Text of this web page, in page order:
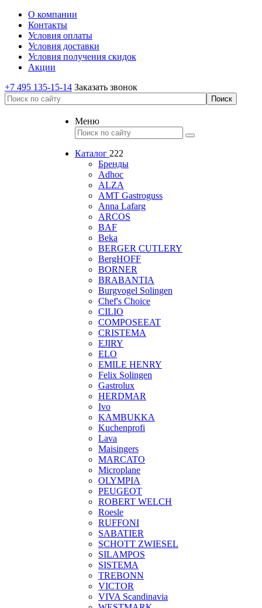
О компании
Контакты
Условия оплаты
Условия доставки
Условия получения скидок
Акции
+7 495 135-15-14 Заказать звонок
Меню
Каталог 222
Бренды
Adhoc
ALZA
AMT Gastroguss
Anna Lafarg
ARCOS
BAF
Beka
BERGER CUTLERY
BergHOFF
BORNER
BRABANTIA
Burgvogel Solingen
Chef's Choice
CILIO
COMPOSEEAT
CRISTEMA
EJIRY
ELO
EMILE HENRY
Felix Solingen
Gastrolux
HERDMAR
Ivo
KAMBUKKA
Kuchenprofi
Lava
Maisingers
MARCATO
Microplane
OLYMPIA
PEUGEOT
ROBERT WELCH
Roesle
RUFFONI
SABATIER
SCHOTT ZWIESEL
SILAMPOS
SISTEMA
TREBONN
VICTOR
VIVA Scandinavia